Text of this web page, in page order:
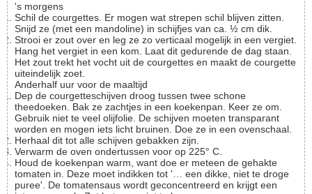
's morgens
Schil de courgettes. Er mogen wat strepen schil blijven zitten.
Snijd ze (met een mandoline) in schijfjes van ca. ½ cm dik.
Strooi er zout over en leg ze zo verticaal mogelijk in een vergiet.
Hang het vergiet in een kom. Laat dit gedurende de dag staan.
Het zout trekt het vocht uit de courgettes en maakt de courgette
uiteindelijk zoet.
Anderhalf uur voor de maaltijd
Dep de courgetteschijven droog tussen twee schone
theedoeken. Bak ze zachtjes in een koekenpan. Keer ze om.
Gebruik niet te veel olijfolie. De schijven moeten transparant
worden en mogen iets licht bruinen. Doe ze in een ovenschaal.
Herhaal dit tot alle schijven gebakken zijn.
Verwarm de oven ondertussen voor op 225° C.
Houd de koekenpan warm, want doe er meteen de gehakte
tomaten in. Deze moet indikken tot '… een dikke, niet te droge
puree'. De tomatensaus wordt geconcentreerd en krijgt een